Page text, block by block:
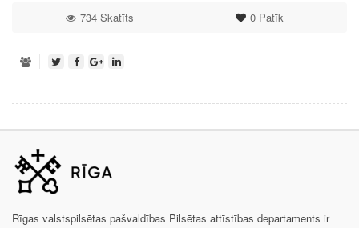
0Patīk
734 Skatīts
Rīgas valstspilsētas pašvaldības Pilsētas attīstības departaments ir